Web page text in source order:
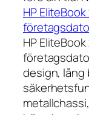
HP
HP
design, lång